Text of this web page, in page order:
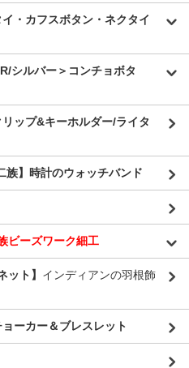
・カフスボタン・ネクタイ
シルバー＞コンチョボタ
ップ&キーホルダー/ライタ
族】時計のウォッチバンド
ーズワーク細工
ト】 インディアンの羽根飾
ーカー＆ブレスレット